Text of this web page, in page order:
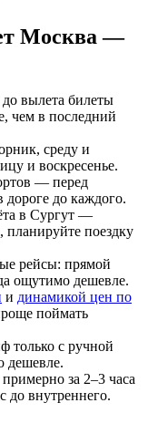
Москва —
до вылета билеты
чем в последний
среду и
и воскресенье.
— перед
до каждого.
в Сургут —
планируйте поездку
рейсы: прямой
ощутимо дешевле.
и динамикой цен по
поймать
только с ручной
дешевле.
за 2–3 часа
до внутреннего.